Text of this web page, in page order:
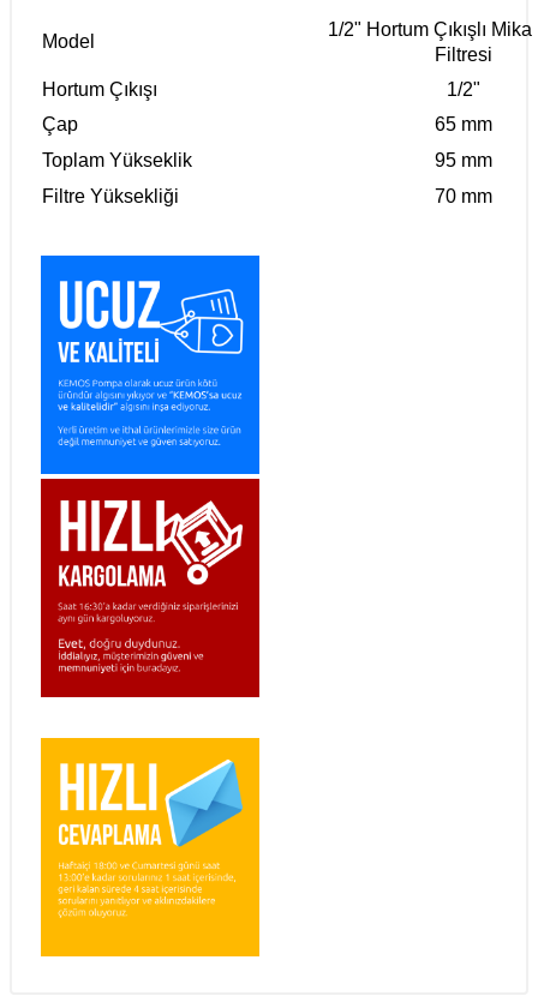
Model
1/2" Hortum Çıkışlı
Filtresi
Hortum Çıkışı
1/2"
Çap
65 mm
Toplam Yükseklik
95 mm
Filtre Yüksekliği
70 mm